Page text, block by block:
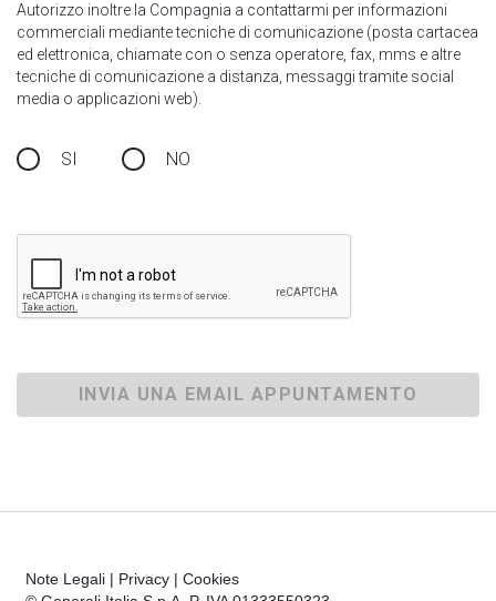
Autorizzo inoltre la Compagnia a contattarmi per informazioni
commerciali mediante tecniche di comunicazione (posta cartacea
ed elettronica, chiamate con o senza operatore, fax, mms e altre
tecniche di comunicazione a distanza, messaggi tramite social
media o applicazioni web).
SI NO
INVIA UNA EMAIL APPUNTAMENTO
Note Legali | Privacy | Cookies